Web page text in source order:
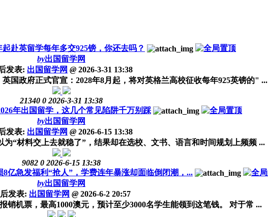
起赴英留学每年多交925镑，你还去吗？
by出国留学网
发表: 出国留学网 @ 2026-3-31 13:38
国政府正式官宣：2028年8月起，将对英格兰高校征收每年925英镑的" ...
21340 0 2026-3-31 13:38
年出国留学，这几个常见陷阱千万别踩
by出国留学网
发表: 出国留学网 @ 2026-6-15 13:38
为“材料交上去就稳了”，结果却在选校、文书、语言和时间规划上频频 ...
9082 0 2026-6-15 13:38
亿急发福利“抢人”，学费连年暴涨却面临倒闭潮，...
by出国留学网
发表: 出国留学网 @ 2026-6-2 20:57
销机票，最高1000澳元，预计至少3000名学生能领到这笔钱。 对于常 ...